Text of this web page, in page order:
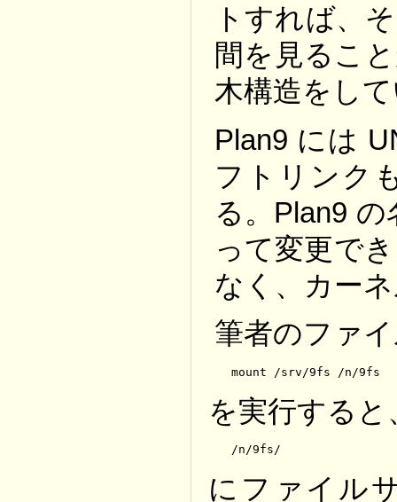
トすれば、
間を見るこ
木構造をし
Plan9 には
フトリンク
る。Plan9
って変更で
なく、カー
筆者のファ
mount /srv/9fs /n/9fs
を実行すると
/n/9fs/
にファイル